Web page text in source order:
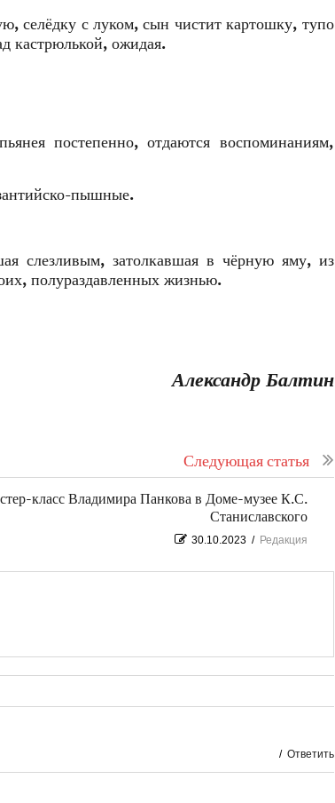
селёдку с луком, сын чистит картошку, тупо
кастрюлькой, ожидая.
постепенно, отдаются воспоминаниям,
пышные.
слезливым, затолкавшая в чёрную яму, из
полураздавленных жизнью.
Александр Балтин
Следующая статья
класс Владимира Панкова в Доме-музее К.С.
Станиславского
30.10.2023 / Редакция
/ Ответить